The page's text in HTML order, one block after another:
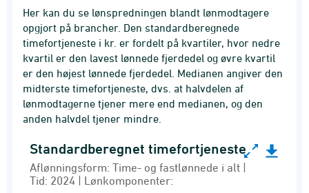
Her kan du se lønspredningen blandt lønmodtagere
opgjort på brancher. Den standardberegnede
timefortjeneste i kr. er fordelt på kvartiler, hvor nedre
kvartil er den lavest lønnede fjerdedel og øvre kvartil
er den højest lønnede fjerdedel. Medianen angiver den
midterste timefortjeneste, dvs. at halvdelen af
lønmodtagerne tjener mere end medianen, og den
anden halvdel tjener mindre.
Standardberegnet timefortjeneste
Bar chart with 3 data series.
Standardberegnet timefortjeneste
Aflønningsform: Time- og fastlønnede i alt |
Tid: 2024 | Lønkomponenter: